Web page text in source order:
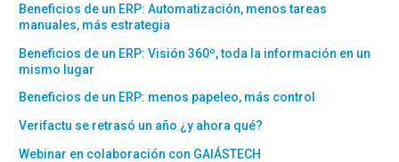
Beneficios de un ERP: Automatización, menos tareas
manuales, más estrategia
Beneficios de un ERP: Visión 360º, toda la información en un
mismo lugar
Beneficios de un ERP: menos papeleo, más control
Verifactu se retrasó un año ¿y ahora qué?
Webinar en colaboración con GAIÁSTECH